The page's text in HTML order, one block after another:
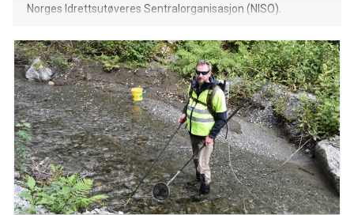
Norges Idrettsutøveres Sentralorganisasjon (NISO).